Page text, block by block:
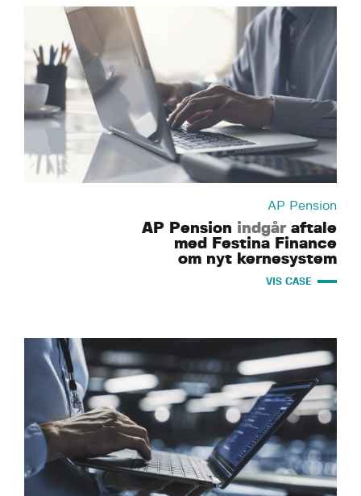
AP Pension
AP Pension indgåraftale
med Festina Finance
om nyt kernesystem
VIS CASE